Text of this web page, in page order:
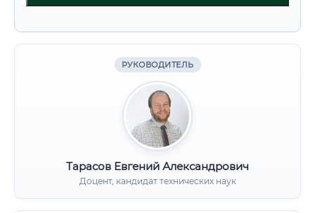
РУКОВОДИТЕЛЬ
Тарасов Евгений Александрович
Доцент, кандидат технических наук